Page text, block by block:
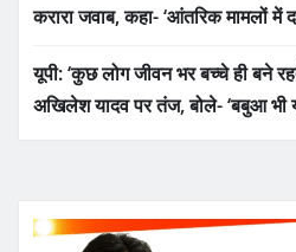
करारा जवाब, कहा- ‘आंतरिक मामलों में
यूपी: ‘कुछ लोग जीवन भर बच्चे ही बने
अखिलेश यादव पर तंज, बोले- ‘बबुआ भी